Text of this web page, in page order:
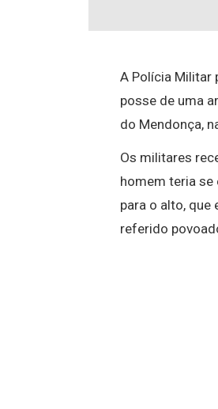
A Polícia Militar
posse de uma
do Mendonça,
Os militares
homem teria
para o alto, que
referido